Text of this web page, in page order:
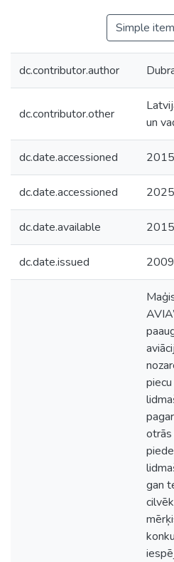
Simple
dc.contributor.author
dc.contributor.other
un
dc.date.accessioned
dc.date.accessioned
dc.date.available
dc.date.issued 2009
otrās
gan